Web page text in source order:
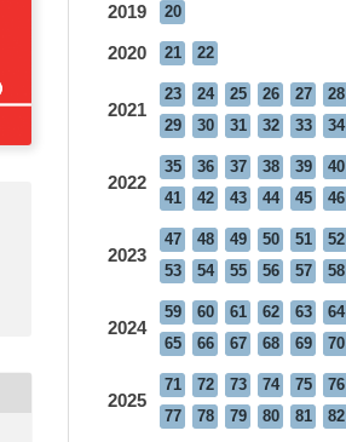
2019 20
2020 21 22
2021
23 24 25 26 27
28
29
30 31 32 33 34
2022
35 36 37 38 39
40
41
42 43 44 45 46
2023
47 48 49 50 51
52
53
54 55 56 57 58
2024
59 60 61 62 63
64
65
66 67 68 69 70
2025
71 72 73 74 75
76
77
78 79 80 81 82